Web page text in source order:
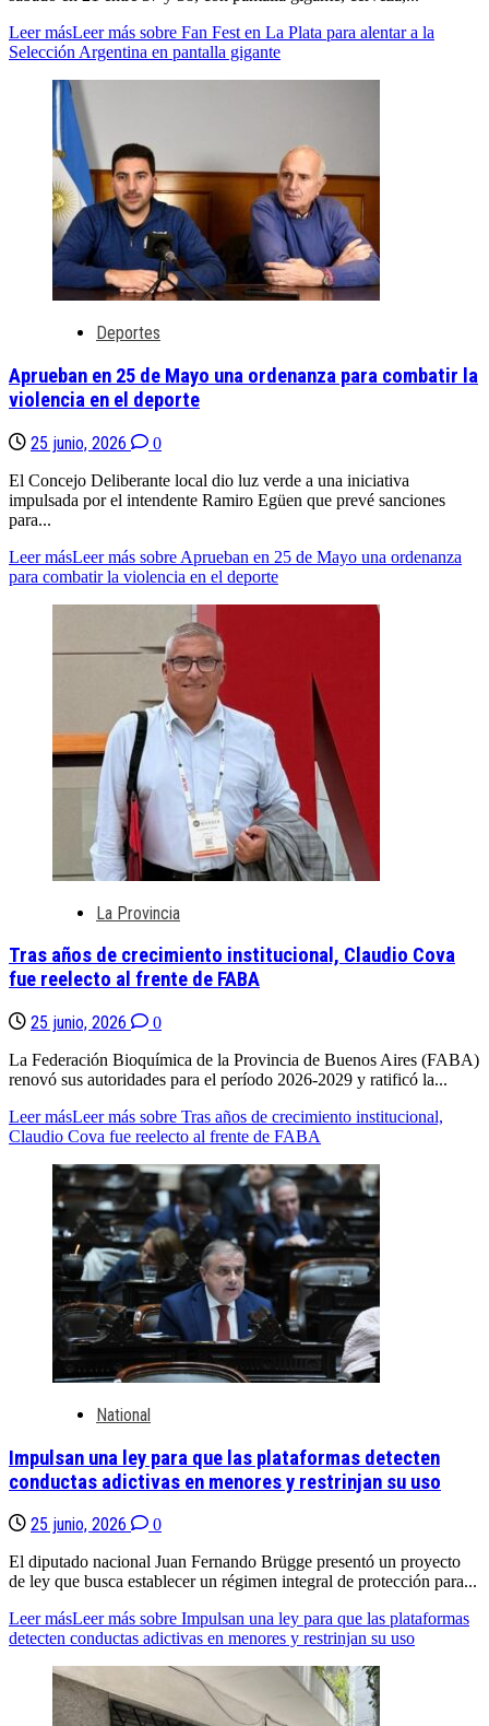
Leer másLeer más sobre Fan Fest en La Plata para alentar a la
Selección Argentina en pantalla gigante
Deportes
Aprueban en 25 de Mayo una ordenanza para combatir la
violencia en el deporte
25 junio, 2026
0
El Concejo Deliberante local dio luz verde a una iniciativa
impulsada por el intendente Ramiro Egüen que prevé sanciones
para...
Leer másLeer más sobre Aprueban en 25 de Mayo una ordenanza
para combatir la violencia en el deporte
La Provincia
Tras años de crecimiento institucional, Claudio Cova
fue reelecto al frente de FABA
25 junio, 2026
0
La Federación Bioquímica de la Provincia de Buenos Aires (FABA)
renovó sus autoridades para el período 2026-2029 y ratificó la...
Leer másLeer más sobre Tras años de crecimiento institucional,
Claudio Cova fue reelecto al frente de FABA
National
Impulsan una ley para que las plataformas detecten
conductas adictivas en menores y restrinjan su uso
25 junio, 2026
0
El diputado nacional Juan Fernando Brügge presentó un proyecto
de ley que busca establecer un régimen integral de protección para...
Leer másLeer más sobre Impulsan una ley para que las plataformas
detecten conductas adictivas en menores y restrinjan su uso